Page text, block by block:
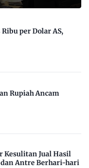
per Dolar AS,
Rupiah Ancam
Kesulitan Jual Hasil
Antre Berhari-hari